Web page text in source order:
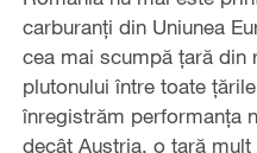
carburanți din Uniunea
cea mai scumpă țară din
plutonului între toate
înregistrăm performanța
decât Austria, o țară